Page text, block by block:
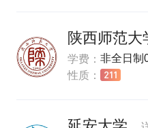
陕西师范大
学费： 非全日制
性质：